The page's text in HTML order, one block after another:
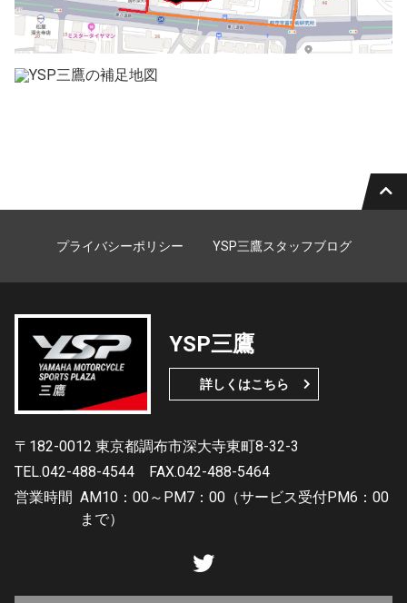
プライバシーポリシー YSP三鷹スタッフブログ
YSP三鷹
詳しくはこちら
〒182-0012 東京都調布市深大寺東町8-32-3
TEL.042-488-4544
FAX.042-488-5464
営業時間 AM10：00～PM7：00（サービス受付PM6：00
まで）